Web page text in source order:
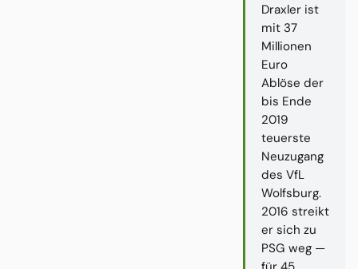
Draxler ist
mit 37
Millionen
Euro
Ablöse der
bis Ende
2019
teuerste
Neuzugang
des VfL
Wolfsburg.
2016 streikt
er sich zu
PSG weg —